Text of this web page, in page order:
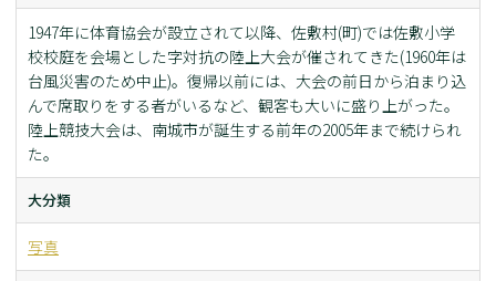
1947年に体育協会が設立されて以降、佐敷村(町)では佐敷小学
校校庭を会場とした字対抗の陸上大会が催されてきた(1960年は
台風災害のため中止)。復帰以前には、大会の前日から泊まり込
んで席取りをする者がいるなど、観客も大いに盛り上がった。
陸上競技大会は、南城市が誕生する前年の2005年まで続けられ
た。
大分類
写真